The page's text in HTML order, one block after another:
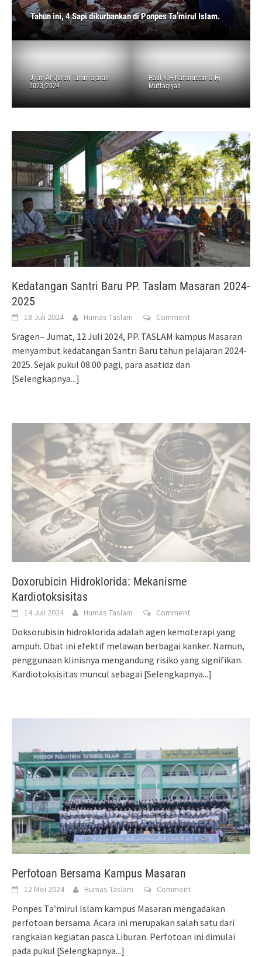
Tahun ini, 4 Sapi dikurbankan di Ponpes Ta’mirul Islam.
Ujian Al-Quran Tahun ajaran
2023/2024
Haul K.H Naharussur & Hj
Muttaqiyah
Kedatangan Santri Baru PP. Taslam Masaran 2024-
2025
18 Juli 2024 Humas Taslam Comment
Sragen– Jumat, 12 Juli 2024, PP. TASLAM kampus Masaran
menyambut kedatangan Santri Baru tahun pelajaran 2024-
2025. Sejak pukul 08.00 pagi, para asatidz dan
[Selengkapnya...]
Doxorubicin Hidroklorida: Mekanisme
Kardiotoksisitas
14 Juli 2024 Humas Taslam Comment
Doksorubisin hidroklorida adalah agen kemoterapi yang
ampuh. Obat ini efektif melawan berbagai kanker. Namun,
penggunaan klinisnya mengandung risiko yang signifikan.
Kardiotoksisitas muncul sebagai [Selengkapnya...]
Perfotoan Bersama Kampus Masaran
12 Mei 2024 Humas Taslam Comment
Ponpes Ta’mirul Islam kampus Masaran mengadakan
perfotoan bersama. Acara ini merupakan salah satu dari
rangkaian kegiatan pasca Liburan. Perfotoan ini dimulai
pada pukul [Selengkapnya...]